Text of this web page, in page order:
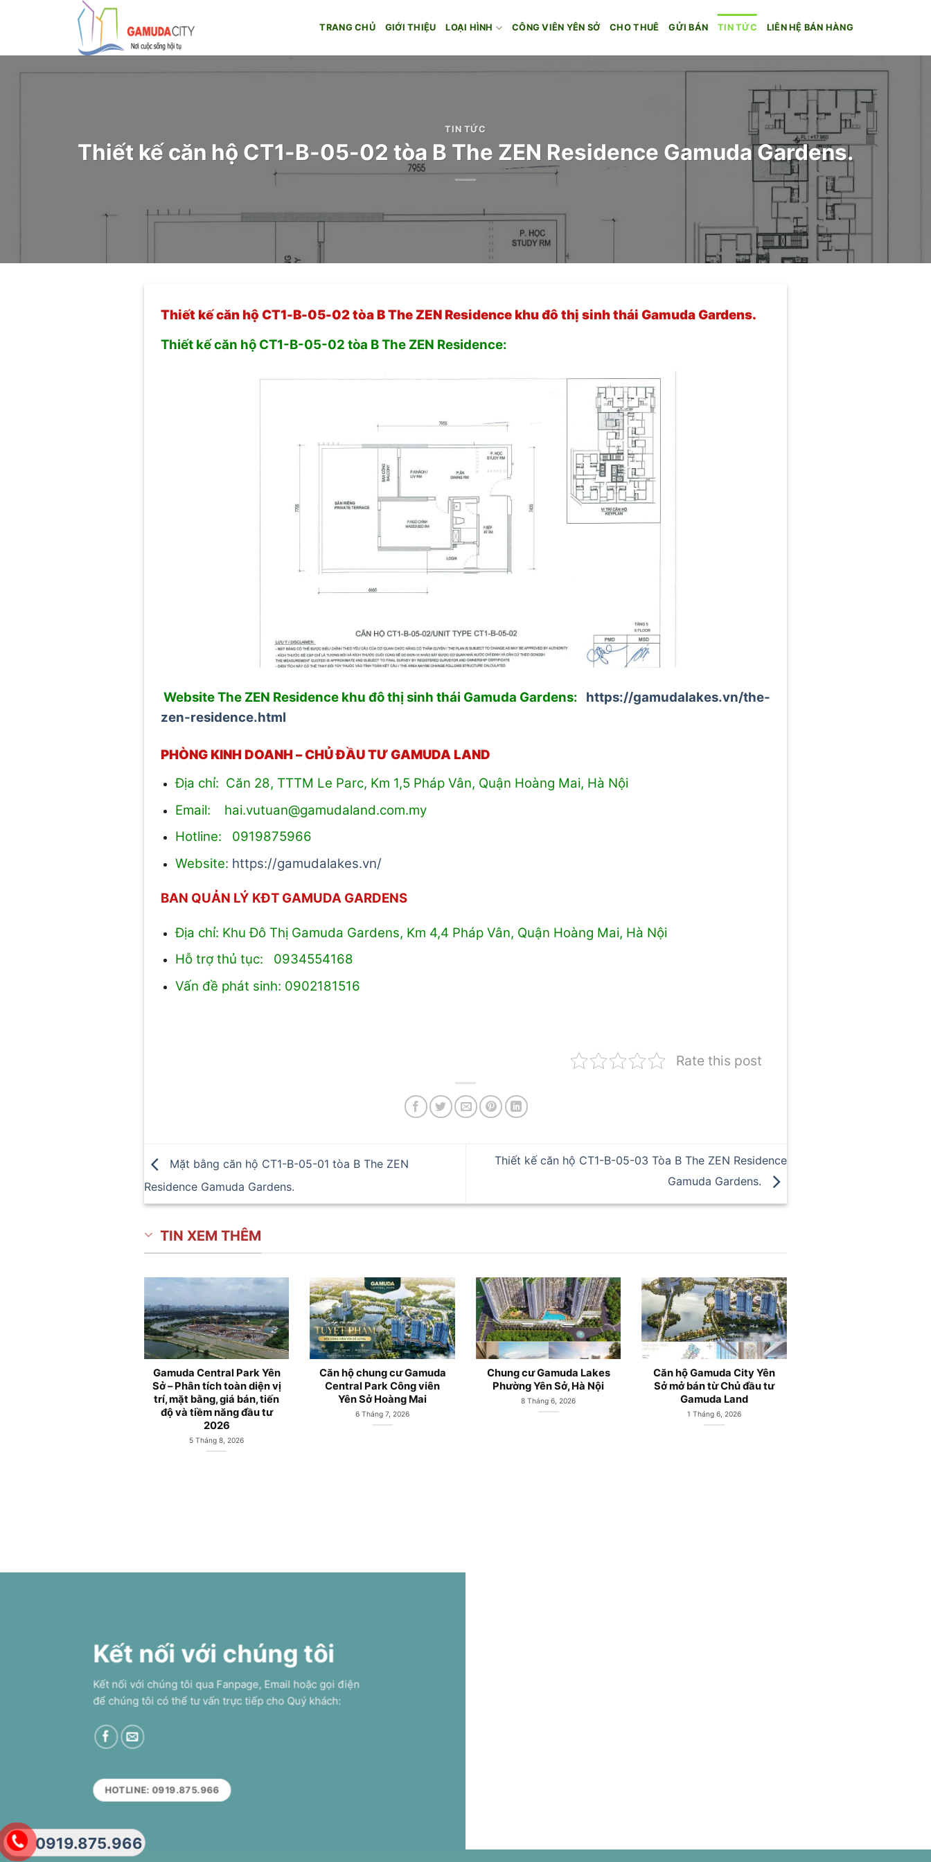
dung
TRANG CHỦ GIỚI THIỆU LOẠI HÌNH CÔNG VIÊN YÊN SỞ CHO THUÊ GỬI BÁN TIN TỨC LIÊN HỆ BÁN HÀNG
TIN TỨC
Thiết kế căn hộ CT1-B-05-02 tòa B The ZEN Residence Gamuda Gardens.
Thiết kế căn hộ CT1-B-05-02 tòa B The ZEN Residence khu đô thị sinh thái Gamuda Gardens.
Thiết kế căn hộ CT1-B-05-02 tòa B The ZEN Residence:
Website The ZEN Residence khu đô thị sinh thái Gamuda Gardens: https://gamudalakes.vn/the-
zen-residence.html
PHÒNG KINH DOANH – CHỦ ĐẦU TƯ GAMUDA LAND
Địa chỉ: Căn 28, TTTM Le Parc, Km 1,5 Pháp Vân, Quận Hoàng Mai, Hà Nội
Email: hai.vutuan@gamudaland.com.my
Hotline: 0919875966
Website: https://gamudalakes.vn/
BAN QUẢN LÝ KĐT GAMUDA GARDENS
Địa chỉ: Khu Đô Thị Gamuda Gardens, Km 4,4 Pháp Vân, Quận Hoàng Mai, Hà Nội
Hỗ trợ thủ tục: 0934554168
Vấn đề phát sinh: 0902181516
Rate this post
Mặt bằng căn hộ CT1-B-05-01 tòa B The ZEN
Residence Gamuda Gardens.
Thiết kế căn hộ CT1-B-05-03 Tòa B The ZEN Residence
Gamuda Gardens.
TIN XEM THÊM
Gamuda Central Park Yên
Sở – Phân tích toàn diện vị
trí, mặt bằng, giá bán, tiến
độ và tiềm năng đầu tư
2026
5 Tháng 8, 2026
Căn hộ chung cư Gamuda
Central Park Công viên
Yên Sở Hoàng Mai
6 Tháng 7, 2026
Chung cư Gamuda Lakes
Phường Yên Sở, Hà Nội
8 Tháng 6, 2026
Căn hộ Gamuda City Yên
Sở mở bán từ Chủ đầu tư
Gamuda Land
1 Tháng 6, 2026
Kết nối với chúng tôi
Kết nối với chúng tôi qua Fanpage, Email hoặc gọi điện
để chúng tôi có thể tư vấn trực tiếp cho Quý khách:
HOTLINE: 0919.875.966
0919.875.966